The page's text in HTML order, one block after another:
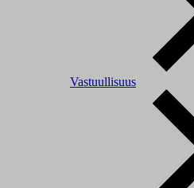
Vastuullisuus